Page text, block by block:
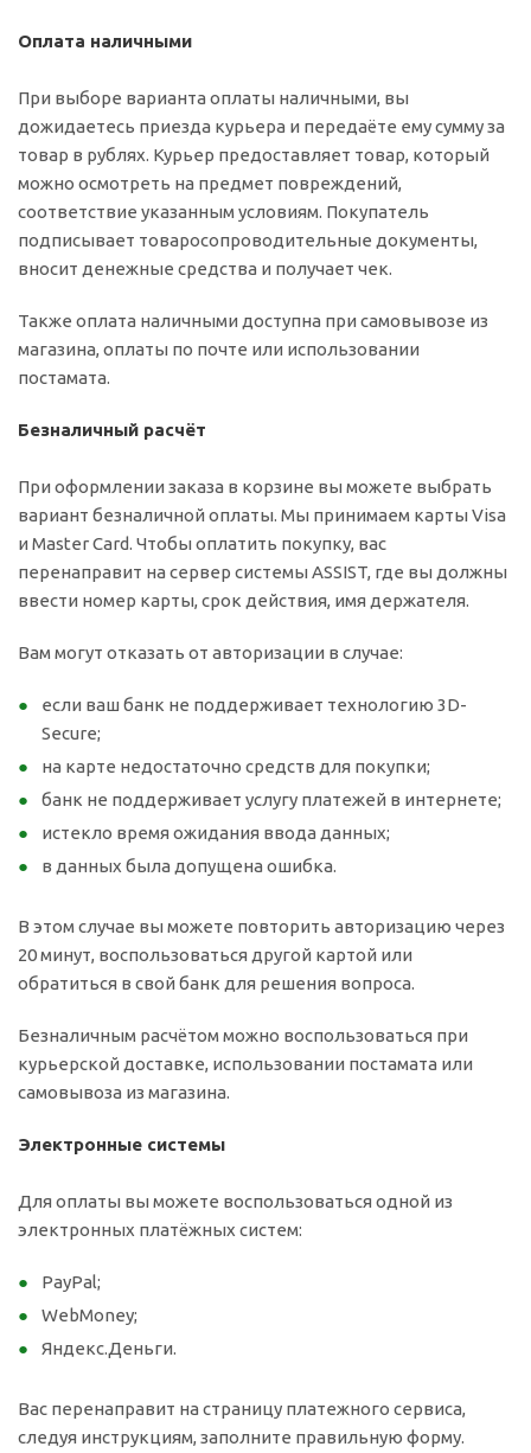
Оплата наличными
При выборе варианта оплаты наличными, вы
дожидаетесь приезда курьера и передаёте ему сумму за
товар в рублях. Курьер предоставляет товар, который
можно осмотреть на предмет повреждений,
соответствие указанным условиям. Покупатель
подписывает товаросопроводительные документы,
вносит денежные средства и получает чек.
Также оплата наличными доступна при самовывозе из
магазина, оплаты по почте или использовании
постамата.
Безналичный расчёт
При оформлении заказа в корзине вы можете выбрать
вариант безналичной оплаты. Мы принимаем карты Visa
и Master Card. Чтобы оплатить покупку, вас
перенаправит на сервер системы ASSIST, где вы должны
ввести номер карты, срок действия, имя держателя.
Вам могут отказать от авторизации в случае:
если ваш банк не поддерживает технологию 3D-
Secure;
на карте недостаточно средств для покупки;
банк не поддерживает услугу платежей в интернете;
истекло время ожидания ввода данных;
в данных была допущена ошибка.
В этом случае вы можете повторить авторизацию через
20 минут, воспользоваться другой картой или
обратиться в свой банк для решения вопроса.
Безналичным расчётом можно воспользоваться при
курьерской доставке, использовании постамата или
самовывоза из магазина.
Электронные системы
Для оплаты вы можете воспользоваться одной из
электронных платёжных систем:
PayPal;
WebMoney;
Яндекс.Деньги.
Вас перенаправит на страницу платежного сервиса,
следуя инструкциям, заполните правильную форму.